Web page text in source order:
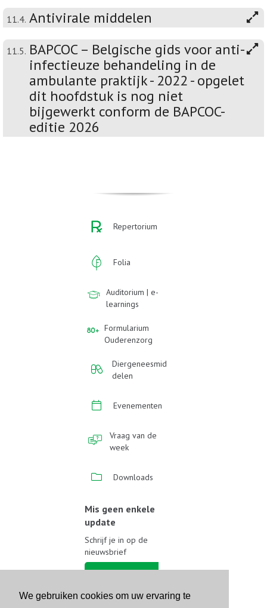
We gebruiken cookies om uw ervaring te
11.4. Antivirale middelen
11.5. BAPCOC – Belgische gids voor anti-
infectieuze behandeling in de
ambulante praktijk - 2022 - opgelet
dit hoofdstuk is nog niet
bijgewerkt conform de BAPCOC-
editie 2026
Repertorium
Folia
Auditorium | e-
learnings
Formularium
Ouderenzorg
Diergeneesmid
delen
Evenementen
Vraag van de
week
Downloads
Mis geen enkele
update
Schrijf je in op de
nieuwsbrief